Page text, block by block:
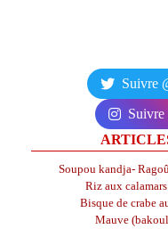
Suivre
Soupou kandja-
Riz aux
Bisque de crabe
Mauve